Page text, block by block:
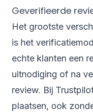
Geverifieerde
Het grootste
is het
echte klanten een
uitnodiging of na
review. Bij
plaatsen, ook